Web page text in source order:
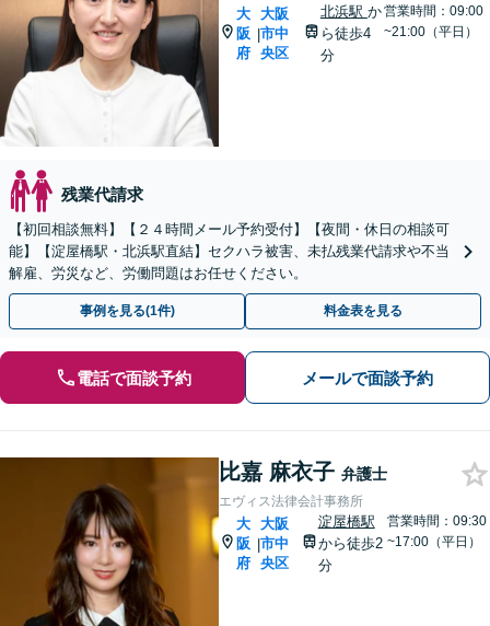
大
阪
府
|
大阪
市中
央区
北浜駅 か
ら徒歩4
分
営業時間：09:00
~21:00（平日）
残業代請求
【初回相談無料】【２４時間メール予約受付】【夜間・休日の相談可
能】【淀屋橋駅・北浜駅直結】セクハラ被害、未払残業代請求や不当
解雇、労災など、労働問題はお任せください。
事例を見る(1件) 料金表を見る
電話で面談予約 メールで面談予約
比嘉 麻衣子 弁護士
エヴィス法律会計事務所
大
阪
府
|
大阪
市中
央区
淀屋橋駅
から徒歩2
分
営業時間：09:30
~17:00（平日）